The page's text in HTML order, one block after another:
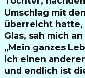
Umschlag mit
überreicht hatte,
Glas, sah mich
„Mein ganzes
ich einen
und endlich ist